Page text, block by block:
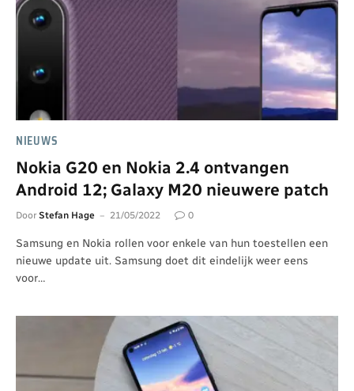
NIEUWS
Nokia G20 en Nokia 2.4 ontvangen
Android 12; Galaxy M20 nieuwere patch
Door Stefan Hage 21/05/2022 0
Samsung en Nokia rollen voor enkele van hun toestellen een
nieuwe update uit. Samsung doet dit eindelijk weer eens
voor…